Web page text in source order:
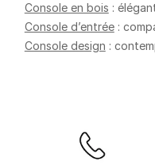
Console en bois :
Console d’entrée:
Console design :